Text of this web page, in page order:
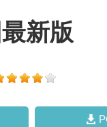
新版